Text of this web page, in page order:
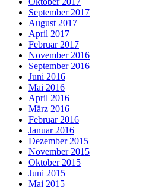
September 2017
August 2017
April 2017
Februar 2017
November 2016
September 2016
Juni 2016
Mai 2016
April 2016
März 2016
Februar 2016
Januar 2016
Dezember 2015
November 2015
Oktober 2015
Juni 2015
Mai 2015